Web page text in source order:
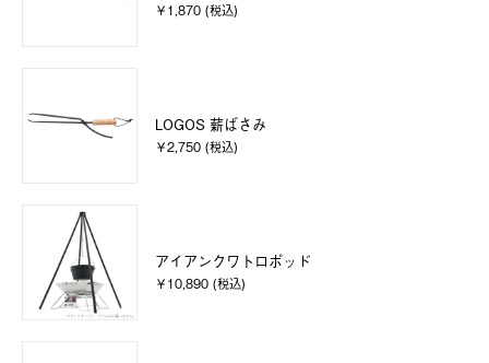
￥1,870 (税込)
LOGOS 薪ばさみ
￥2,750 (税込)
アイアンクワトロポッド
￥10,890 (税込)